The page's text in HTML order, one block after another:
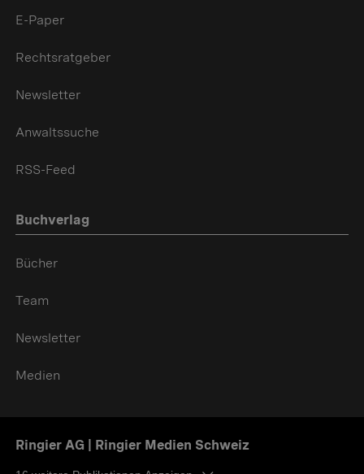
E-Paper
Rechtsratgeber
Newsletter
Anwaltssuche
RSS-Feed
Buchverlag
Bücher
Team
Newsletter
Medien
Ringier AG | Ringier Medien Schweiz